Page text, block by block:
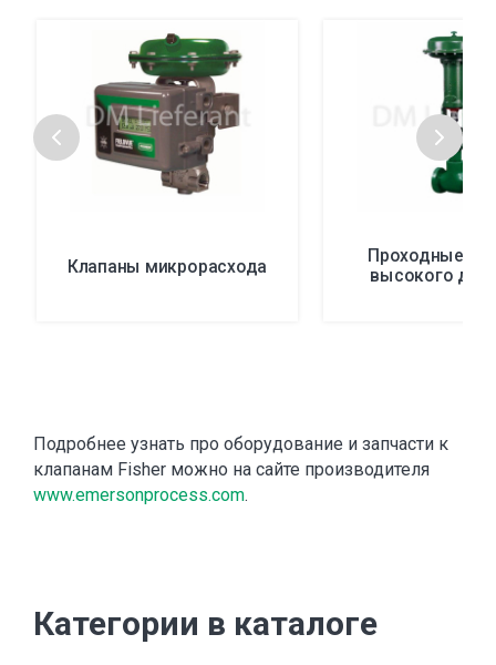
Клапаны микрорасхода
Проходные
высокого
Подробнее узнать про оборудование и запчасти к
клапанам Fisher можно на сайте производителя
www.emersonprocess.com.
Категории в каталоге